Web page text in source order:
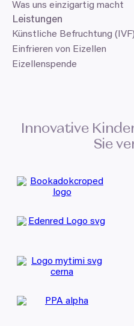
Was uns einzigartig macht
Leistungen
Künstliche Befruchtung (IVF)
Eizellenspende
Einfrieren von Eizellen
Innovative
Sie